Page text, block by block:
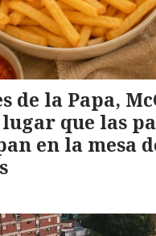
de la Papa,
que las
en la mesa